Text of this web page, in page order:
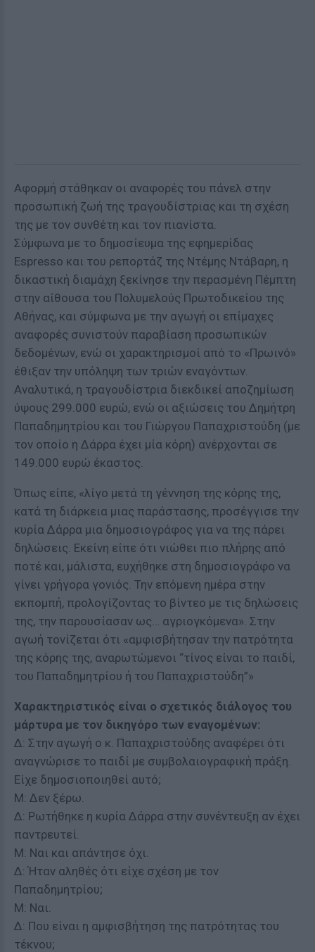
Αφορμή στάθηκαν οι αναφορές του πάνελ στην
προσωπική ζωή της τραγουδίστριας και τη σχέση
της με τον συνθέτη και τον πιανίστα.
Σύμφωνα με το δημοσίευμα της εφημερίδας
Espresso και του ρεπορτάζ της Ντέμης Ντάβαρη, η
δικαστική διαμάχη ξεκίνησε την περασμένη Πέμπτη
στην αίθουσα του Πολυμελούς Πρωτοδικείου της
Αθήνας, και σύμφωνα με την αγωγή οι επίμαχες
αναφορές συνιστούν παραβίαση προσωπικών
δεδομένων, ενώ οι χαρακτηρισμοί από το «Πρωινό»
έθιξαν την υπόληψη των τριών εναγόντων.
Αναλυτικά, η τραγουδίστρια διεκδικεί αποζημίωση
ύψους 299.000 ευρώ, ενώ οι αξιώσεις του Δημήτρη
Παπαδημητρίου και του Γιώργου Παπαχριστούδη (με
τον οποίο η Δάρρα έχει μία κόρη) ανέρχονται σε
149.000 ευρώ έκαστος.
Όπως είπε, «λίγο μετά τη γέννηση της κόρης της,
κατά τη διάρκεια μιας παράστασης, προσέγγισε την
κυρία Δάρρα μια δημοσιογράφος για να της πάρει
δηλώσεις. Εκείνη είπε ότι νιώθει πιο πλήρης από
ποτέ και, μάλιστα, ευχήθηκε στη δημοσιογράφο να
γίνει γρήγορα γονιός. Την επόμενη ημέρα στην
εκπομπή, προλογίζοντας το βίντεο με τις δηλώσεις
της, την παρουσίασαν ως… αγριογκόμενα». Στην
αγωή τονίζεται ότι «αμφισβήτησαν την πατρότητα
της κόρης της, αναρωτώμενοι “τίνος είναι το παιδί,
του Παπαδημητρίου ή του Παπαχριστούδη”»
Χαρακτηριστικός είναι ο σχετικός διάλογος του
μάρτυρα με τον δικηγόρο των εναγομένων:
Δ: Στην αγωγή ο κ. Παπαχριστούδης αναφέρει ότι
αναγνώρισε το παιδί με συμβολαιογραφική πράξη.
Είχε δημοσιοποιηθεί αυτό;
Μ: Δεν ξέρω.
Δ: Ρωτήθηκε η κυρία Δάρρα στην συνέντευξη αν έχει
παντρευτεί.
Μ: Ναι και απάντησε όχι.
Δ: Ήταν αληθές ότι είχε σχέση με τον
Παπαδημητρίου;
Μ: Ναι.
Δ: Που είναι η αμφισβήτηση της πατρότητας του
τέκνου;